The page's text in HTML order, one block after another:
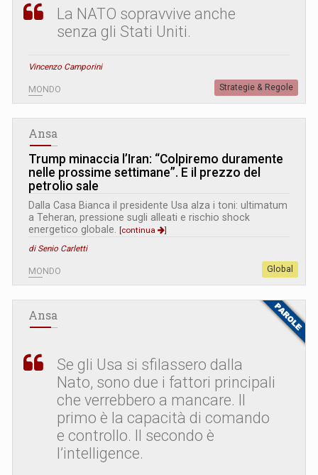
La NATO sopravvive anche
senza gli Stati Uniti.
Vincenzo Camporini
MONDO Strategie & Regole
Ansa
Trump minaccia l’Iran: “Colpiremo duramente
nelle prossime settimane”. E il prezzo del
petrolio sale
Dalla Casa Bianca il presidente Usa alza i toni: ultimatum
a Teheran, pressione sugli alleati e rischio shock
energetico globale.
[continua
]
di Senio Carletti
MONDO Global
Ansa
Se gli Usa si sfilassero dalla
Nato, sono due i fattori principali
che verrebbero a mancare. Il
primo è la capacità di comando
e controllo. Il secondo è
l’intelligence.